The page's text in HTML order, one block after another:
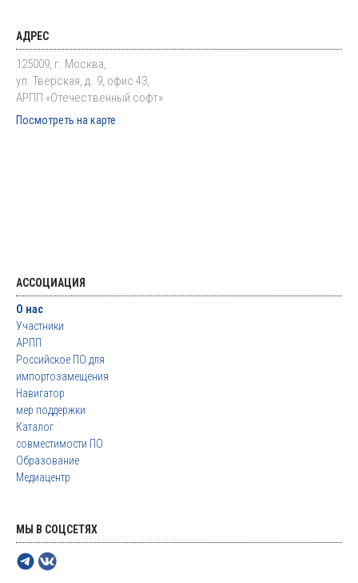
АДРЕС
125009, г. Москва,
ул. Тверская, д. 9, офис 43,
АРПП «Отечественный софт»
Посмотреть на карте
АССОЦИАЦИЯ
О нас
Участники
АРПП
Российское ПО для
импортозамещения
Навигатор
мер поддержки
Каталог
совместимости ПО
Образование
Медиацентр
МЫ В СОЦСЕТЯХ